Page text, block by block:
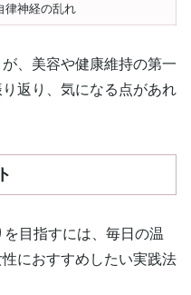
律神経の乱れ
、美容や健康維持の第一
返り、気になる点があれ
目指すには、毎日の温
におすすめしたい実践法